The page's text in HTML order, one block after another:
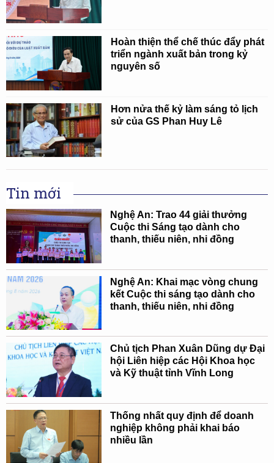
Hoàn thiện thể chế thúc đẩy phát
triển ngành xuất bản trong kỷ
nguyên số
Hơn nửa thế kỷ làm sáng tỏ lịch
sử của GS Phan Huy Lê
Tin mới
Nghệ An: Trao 44 giải thưởng
Cuộc thi Sáng tạo dành cho
thanh, thiếu niên, nhi đồng
Nghệ An: Khai mạc vòng chung
kết Cuộc thi sáng tạo dành cho
thanh, thiếu niên, nhi đồng
Chủ tịch Phan Xuân Dũng dự Đại
hội Liên hiệp các Hội Khoa học
và Kỹ thuật tỉnh Vĩnh Long
Thống nhất quy định để doanh
nghiệp không phải khai báo
nhiều lần